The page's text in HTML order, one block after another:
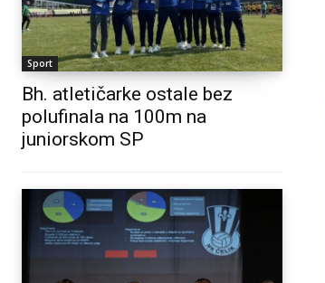
Sport
Bh. atletičarke ostale bez
polufinala na 100m na
juniorskom SP